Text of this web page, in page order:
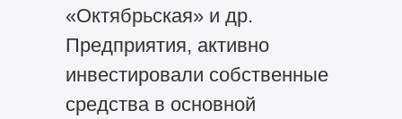
«Октябрьская» и др.
Предприятия, активно
инвестировали собственные
средства в основной